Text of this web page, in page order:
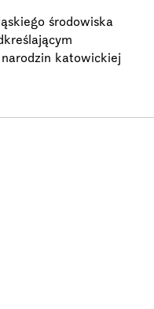
środowiska
katowickiej